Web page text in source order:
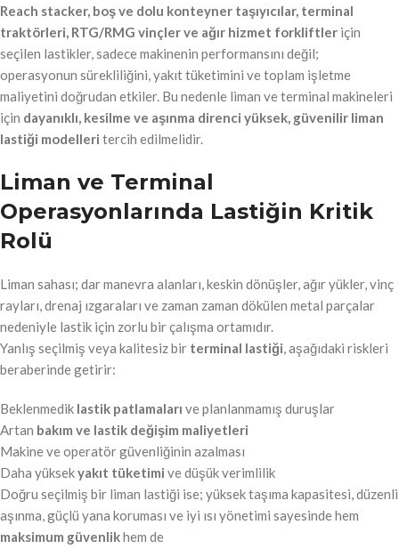
Reach stacker, boş ve dolu konteyner taşıyıcılar, terminal
traktörleri, RTG/RMG vinçler ve ağır hizmet forkliftler için
seçilen lastikler, sadece makinenin performansını değil;
operasyonun sürekliliğini, yakıt tüketimini ve toplam işletme
maliyetini doğrudan etkiler. Bu nedenle liman ve terminal makineleri
için dayanıklı, kesilme ve aşınma direnci yüksek, güvenilir liman
lastiği modelleri tercih edilmelidir.
Liman ve Terminal
Operasyonlarında Lastiğin Kritik
Rolü
Liman sahası; dar manevra alanları, keskin dönüşler, ağır yükler, vinç
rayları, drenaj ızgaraları ve zaman zaman dökülen metal parçalar
nedeniyle lastik için zorlu bir çalışma ortamıdır.
Yanlış seçilmiş veya kalitesiz bir terminal lastiği, aşağıdaki riskleri
beraberinde getirir:
Beklenmedik lastik patlamaları ve planlanmamış duruşlar
Artan bakım ve lastik değişim maliyetleri
Makine ve operatör güvenliğinin azalması
Daha yüksekyakıt tüketimi ve düşük verimlilik
Doğru seçilmiş bir liman lastiği ise; yüksek taşıma kapasitesi, düzenli
aşınma, güçlü yana koruması ve iyi ısı yönetimi sayesinde hem
maksimum güvenlikhem de